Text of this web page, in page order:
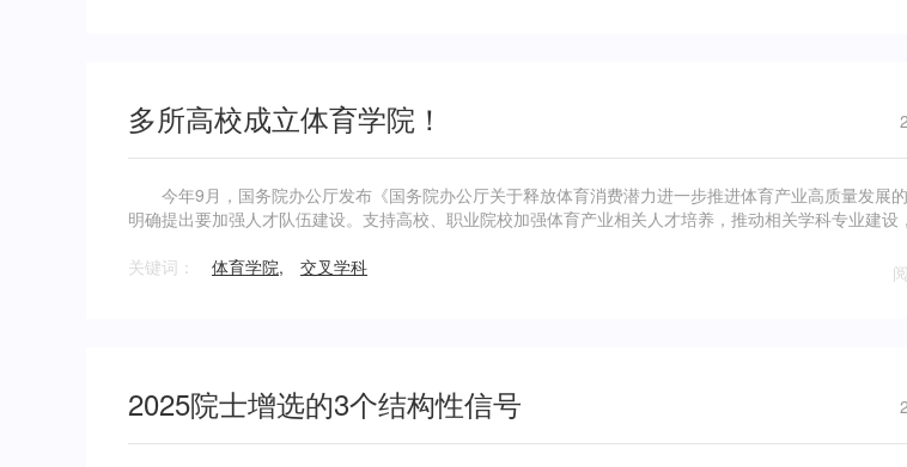
多所高校成立体育学院！
今年9月，国务院办公厅发布《国务院办公厅关于释放体育消费潜力进一步推进体育产业高质量发展的
明确提出要加强人才队伍建设。支持高校、职业院校加强体育产业相关人才培养，推动相关学科专业建设
关键词：
体育学院, 交叉学科
2025院士增选的3个结构性信号